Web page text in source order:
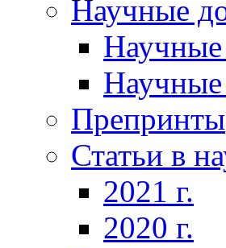
Научные
Научные
Научные
Препринты
Статьи в
2021 г.
2020 г.